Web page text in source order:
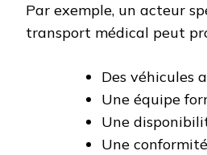
Par exemple, un acteur
transport médical peut
Des véhicules
Une équipe
Une
Une